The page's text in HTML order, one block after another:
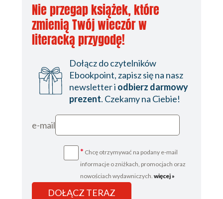
Nie przegap książek, które
zmienią Twój wieczór w
literacką przygodę!
Dołącz do czytelników
Ebookpoint, zapisz się na nasz
newsletter i odbierz darmowy
prezent. Czekamy na Ciebie!
e-mail
* Chcę otrzymywać na podany e-mail
informacje o zniżkach, promocjach oraz
nowościach wydawniczych. więcej »
DOŁĄCZ TERAZ